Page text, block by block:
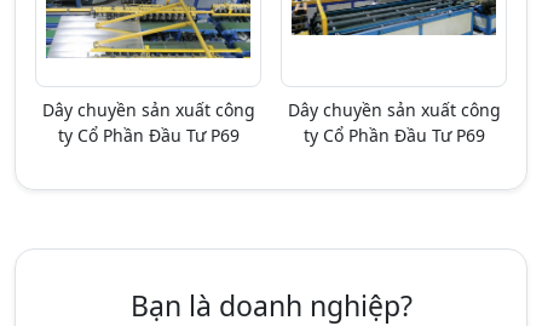
Dây chuyền sản xuất công
ty Cổ Phần Đầu Tư P69
Dây chuyền sản xuất công
ty Cổ Phần Đầu Tư P69
Bạn là doanh nghiệp?